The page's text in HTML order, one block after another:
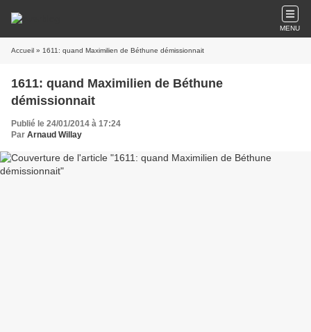
MENU
Accueil » 1611: quand Maximilien de Béthune démissionnait
1611: quand Maximilien de Béthune
démissionnait
Publié le 24/01/2014 à 17:24
Par Arnaud Willay